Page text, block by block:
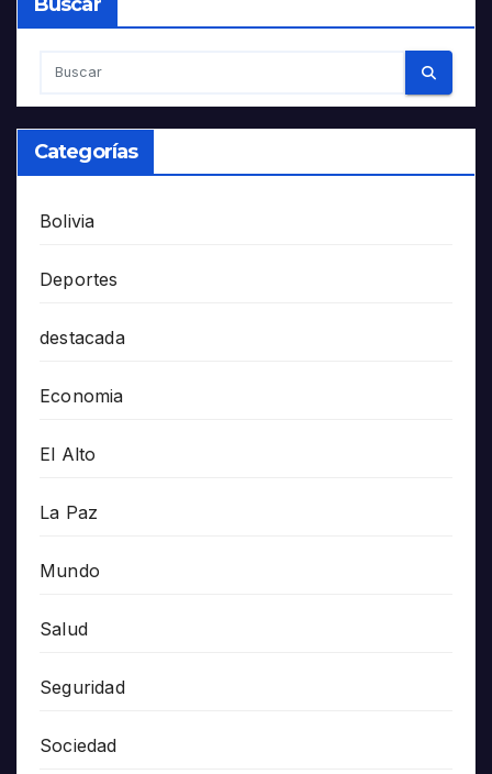
Categorías
Bolivia
Deportes
destacada
Economia
El Alto
La Paz
Mundo
Salud
Seguridad
Sociedad